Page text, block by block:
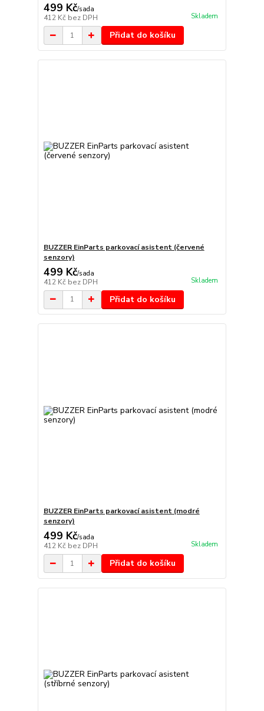
499 Kč/sada
412 Kč bez DPH Skladem
Přidat do košíku
BUZZER EinParts parkovací asistent (červené
senzory)
499 Kč/sada
412 Kč bez DPH Skladem
Přidat do košíku
BUZZER EinParts parkovací asistent (modré
senzory)
499 Kč/sada
412 Kč bez DPH Skladem
Přidat do košíku